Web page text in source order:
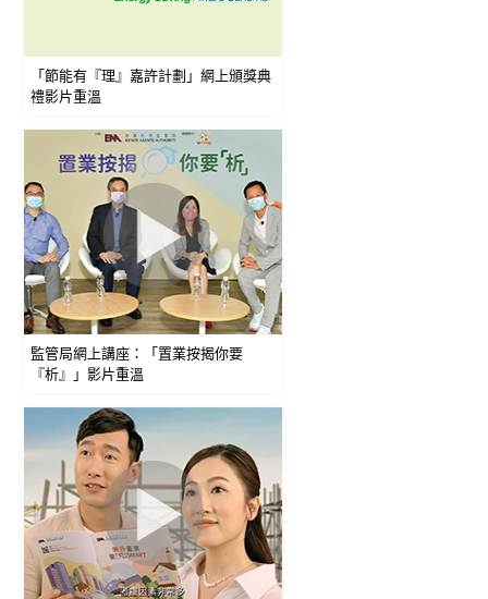
「節能有『理』嘉許計劃」網上頒獎典
禮影片重溫
監管局網上講座：「置業按揭你要
『析』」影片重溫